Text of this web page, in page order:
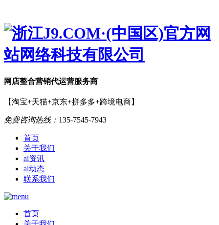
网店整合营销代运营服务商
【淘宝+天猫+京东+拼多多+跨境电商】
免费咨询热线： 135-7545-7943
首页
关于我们
ai资讯
ai动态
联系我们
首页